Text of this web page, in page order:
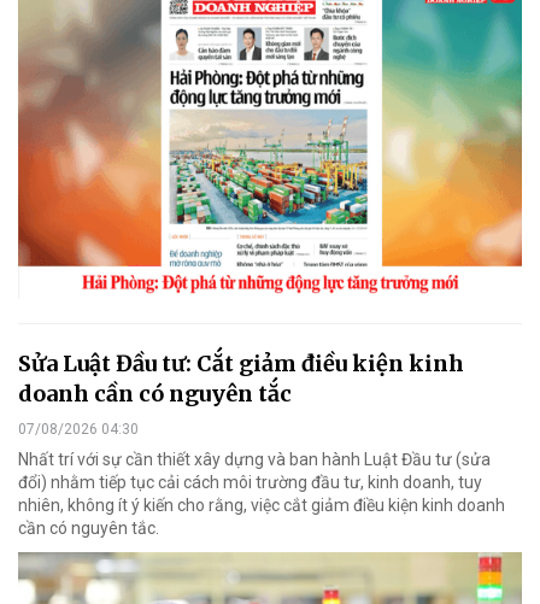
Sửa Luật Đầu tư: Cắt giảm điều kiện kinh
doanh cần có nguyên tắc
07/08/2026 04:30
Nhất trí với sự cần thiết xây dựng và ban hành Luật Đầu tư (sửa
đổi) nhằm tiếp tục cải cách môi trường đầu tư, kinh doanh, tuy
nhiên, không ít ý kiến cho rằng, việc cắt giảm điều kiện kinh doanh
cần có nguyên tắc.